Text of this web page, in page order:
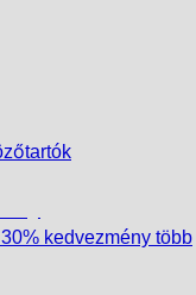
kedvezmény több